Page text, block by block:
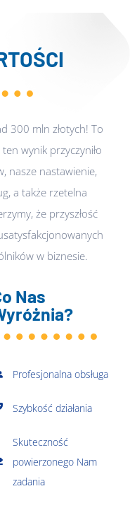
300 mln złotych! To
wynik przyczyniło
nasze nastawienie,
a także rzetelna
że przyszłość
w biznesie.
Nas
Profesjonalna obsługa
Szybkość działania
Skuteczność
powierzonego Nam
zadania